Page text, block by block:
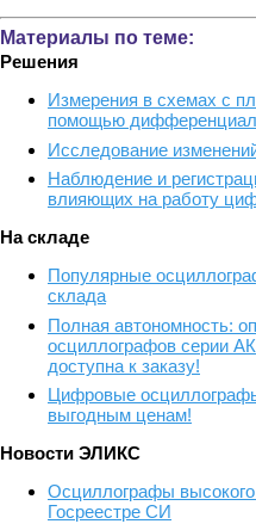
Материалы по теме:
Решения
Измерения в схемах с
помощью
Исследование
Наблюдение и
влияющих на работу
На складе
Популярные
склада
Полная автономность:
осциллографов серии
доступна к заказу!
Цифровые
выгодным ценам!
Новости ЭЛИКС
Осциллографы
Госреестре СИ